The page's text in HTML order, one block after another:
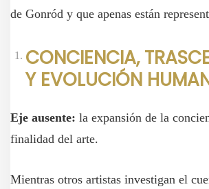
de Gonród y que apenas están
CONCIENCIA,
Y EVOLUCIÓN
Eje ausente: la expansión de la
finalidad del arte.
Mientras otros artistas investigan el